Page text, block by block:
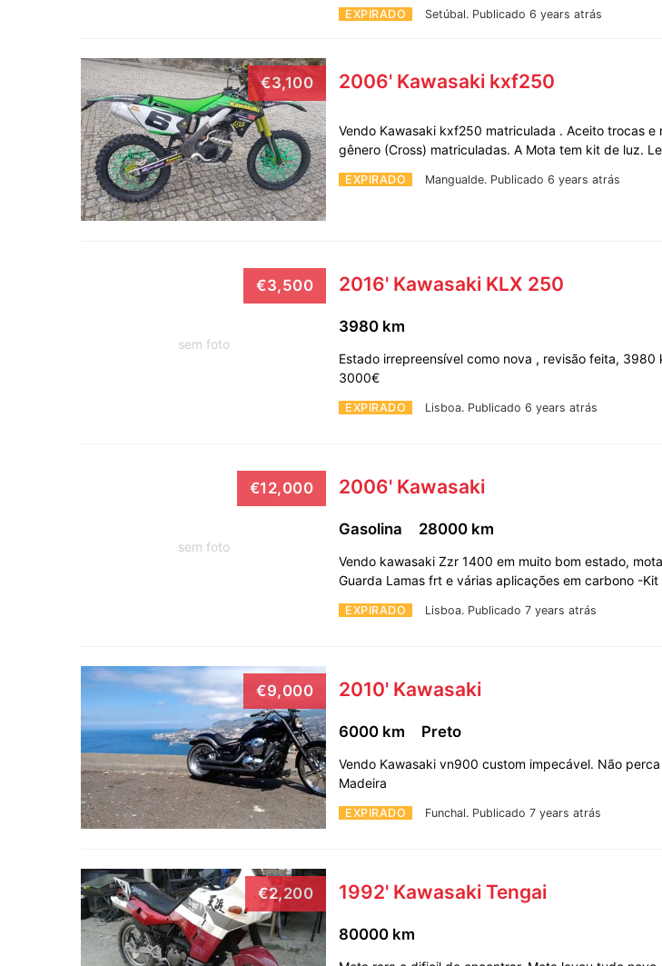
EXPIRADO Setúbal. Publicado 6 years atrás
€3,100 2006' Kawasaki kxf250
EXPIRADO Mangualde. Publicado 6 years atrás
Vendo Kawasaki kxf250 matriculada . Aceito trocas
gênero (Cross) matriculadas. A Mota tem kit de luz.
sem foto
€3,500 2016' Kawasaki KLX 250
EXPIRADO Lisboa. Publicado 6 years atrás
3980 km
Estado irrepreensível como nova , revisão feita,
3000€
sem foto
€12,000 2006' Kawasaki
EXPIRADO Lisboa. Publicado 7 years atrás
Gasolina 28000 km
Vendo kawasaki Zzr 1400 em muito bom estado,
Guarda Lamas frt e várias aplicações em carbono -
€9,000 2010' Kawasaki
EXPIRADO Funchal. Publicado 7 years atrás
6000 km Preto
Vendo Kawasaki vn900 custom impecável. Não
Madeira
€2,200 1992' Kawasaki Tengai
80000 km